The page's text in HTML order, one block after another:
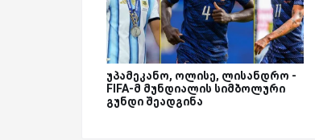
უპამეკანო, ოლისე, ლისანდრო -
FIFA-მ მუნდიალის სიმბოლური
გუნდი შეადგინა